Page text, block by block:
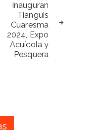
Inauguran
Tianguis
Cuaresma
2024, Expo
Acuícola y
Pesquera